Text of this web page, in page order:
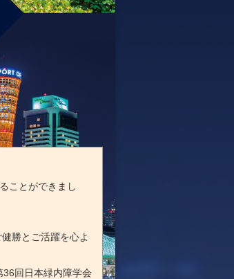
ことができまし
勝とご活躍を心よ
36回日本緑内障学会